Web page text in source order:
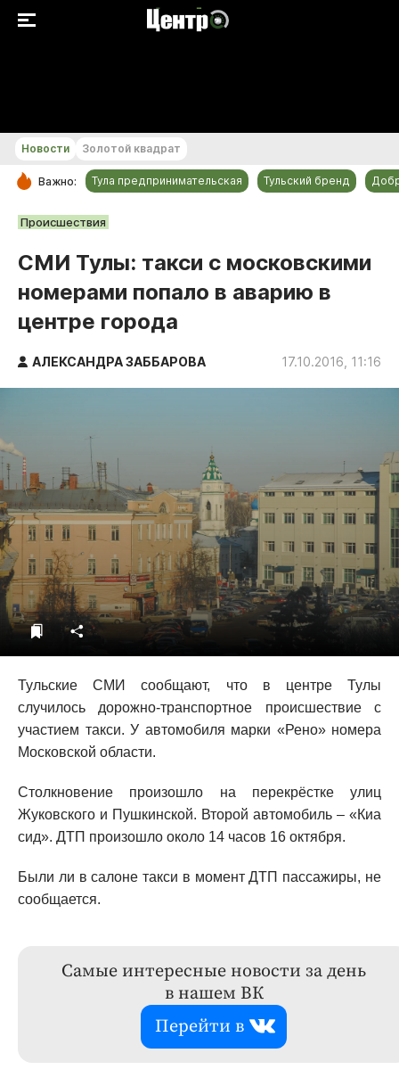
РУБРИКИ
Общество
Культура
Происшествия
Спорт
Тульский бренд
Тула предпринимательская
Голодный шпион
Новости Золотой квадрат
Важно: Тула предпринимательская Тульский бренд
Происшествия
СМИ Тулы: такси с московскими
номерами попало в аварию в
центре города
АЛЕКСАНДРА ЗАББАРОВА 17.10.2016, 11:16
Тульские СМИ сообщают, что в центре Тулы
случилось дорожно-транспортное происшествие с
участием такси. У автомобиля марки «Рено» номера
Московской области.
Столкновение произошло на перекрёстке улиц
Жуковского и Пушкинской. Второй автомобиль – «Киа
сид». ДТП произошло около 14 часов 16 октября.
Были ли в салоне такси в момент ДТП пассажиры, не
сообщается.
Самые интересные новости за день
в нашем ВК
Перейти в